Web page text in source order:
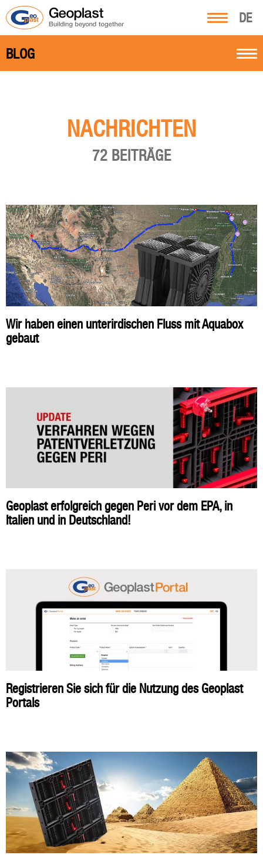
DE
BLOG
NACHRICHTEN
72 BEITRÄGE
Wir haben einen unterirdischen Fluss mit Aquabox
gebaut
Geoplast erfolgreich gegen Peri vor dem EPA, in
Italien und in Deutschland!
Registrieren Sie sich für die Nutzung des Geoplast
Portals